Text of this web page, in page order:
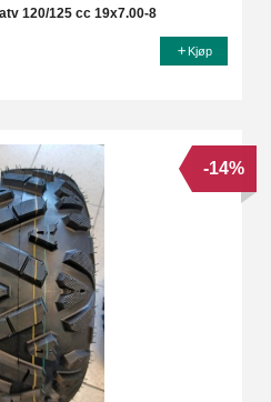
120/125 cc 19x7.00-8
Kjøp
-14%